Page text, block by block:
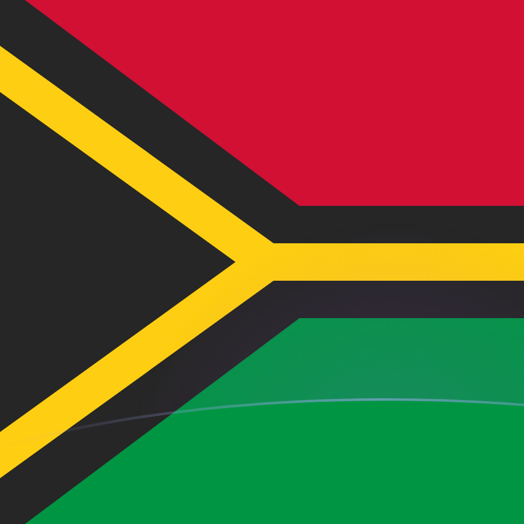
Vatu vanuatais
USD
VUV
Taux interbancaire à 14:24 UTC
Envoyer de l'argent
Parlez avec un expert en devises dès aujourd'hui.Nous pouvons battre les taux des concurrents.
Nous utilisons le taux de marché moyen pour notre convertisseur. Le taux est donné à titre d'information
Vérifiez les taux d'envoi.
Saviez-vous que vous pouvez envoyer de l'argent à l'étranger avec Xe ?
Le taux de change de USD vers VUV aujourd'hui
Convertir Dollar américain en Vatu vanuatais
Rate information of USD/VUV currency
pair
Dollar américain
Vatu vanuatais
119,295
USD
10
1 192,95
VUV
2 982,37 VUV
USD 5 964,73
100
11 929,5
USD
10 000